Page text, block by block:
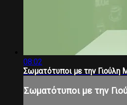
08:02
Σωματότυποι με την Γιούλη
Σωματότυποι με την